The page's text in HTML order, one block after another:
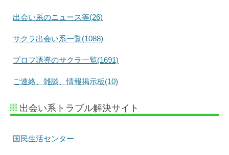
出会い系のニュース等(26)
サクラ出会い系一覧(1088)
プロフ誘導のサクラ一覧(1691)
ご連絡、雑談、情報掲示板(10)
出会い系トラブル解決サイト
国民生活センター